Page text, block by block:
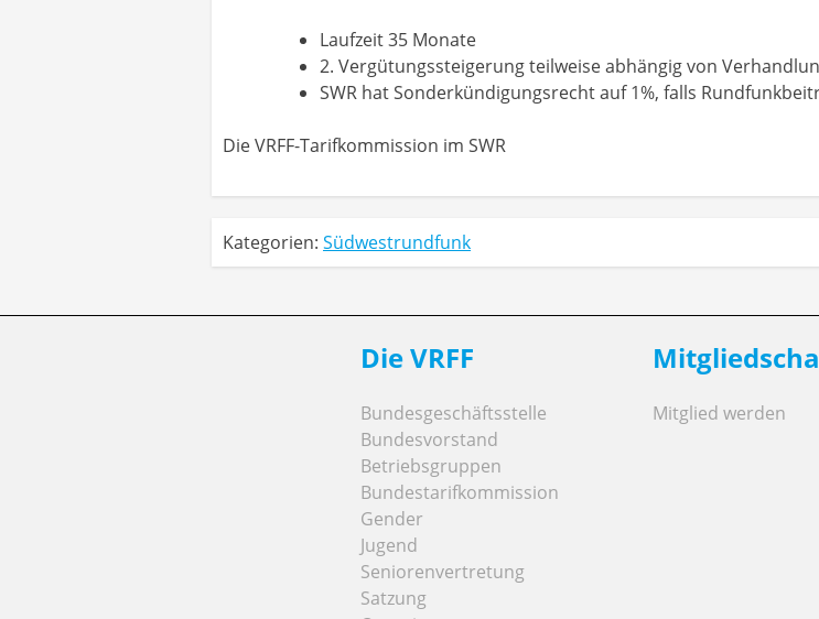
Laufzeit 35 Monate
2. Vergütungssteigerung teilweise abhängig von
SWR hat Sonderkündigungsrecht auf 1%, falls
Die VRFF-Tarifkommission im SWR
Kategorien: Südwestrundfunk
Die VRFF
Bundesgeschäftsstelle
Bundesvorstand
Betriebsgruppen
Bundestarifkommission
Gender
Jugend
Seniorenvertretung
Satzung
Mitglied werden